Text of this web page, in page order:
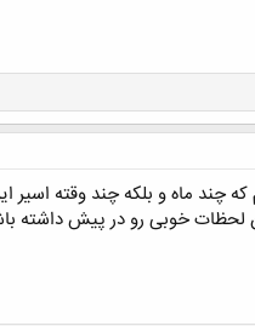
چند ماه و بلکه چند وقته اسیر
لحظات خوبی رو در پیش داشته